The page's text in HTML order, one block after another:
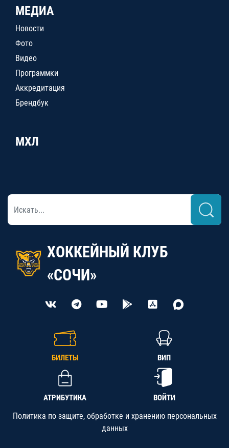
МЕДИА
Новости
Фото
Видео
Программки
Аккредитация
Брендбук
МХЛ
ХОККЕЙНЫЙ КЛУБ
«СОЧИ»
БИЛЕТЫ ВИП
АТРИБУТИКА ВОЙТИ
Политика по защите, обработке и хранению персональных
данных